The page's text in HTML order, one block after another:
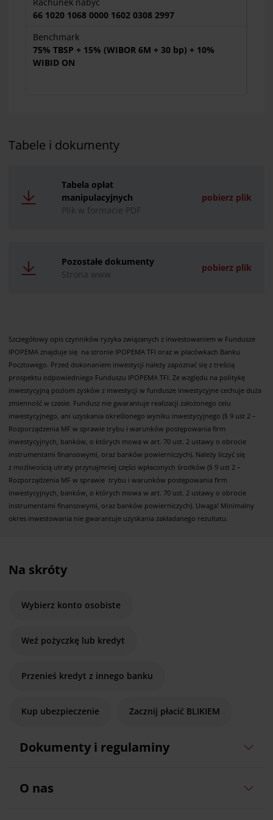
66 1020 1068 0000 1602 0308 2997
Benchmark
75% TBSP + 15% (WIBOR 6M + 30 bp) + 10%
WIBID ON
Tabele i dokumenty
Tabela opłat
manipulacyjnych
Plik w formacie PDF
pobierz plik
Pozostałe dokumenty
Strona www
pobierz plik
Szczegółowy opis czynników ryzyka związanych z inwestowaniem w Fundusze
IPOPEMA znajduje się na stronie IPOPEMA TFI oraz w placówkach Banku
Pocztowego. Przed dokonaniem inwestycji należy zapoznać się z treścią
prospektu odpowiedniego Funduszu IPOPEMA TFI. Ze względu na politykę
inwestycyjną poziom zysków z inwestycji w fundusze inwestycyjne cechuje duża
zmienność w czasie. Fundusz nie gwarantuje realizacji założonego celu
inwestycyjnego, ani uzyskania określonego wyniku inwestycyjnego (§ 9 ust 2 –
Rozporządzenia MF w sprawie trybu i warunków postępowania firm
inwestycyjnych, banków, o których mowa w art. 70 ust. 2 ustawy o obrocie
instrumentami finansowymi, oraz banków powierniczych). Należy liczyć się
z możliwością utraty przynajmniej części wpłaconych środków (§ 9 ust 2 –
Rozporządzenia MF w sprawie trybu i warunków postępowania firm
inwestycyjnych, banków, o których mowa w art. 70 ust. 2 ustawy o obrocie
instrumentami finansowymi, oraz banków powierniczych). Uwaga! Minimalny
okres inwestowania nie gwarantuje uzyskania zakładanego rezultatu.
Na skróty
Wybierz konto osobiste
Weź pożyczkę lub kredyt
Przenieś kredyt z innego banku
Kup ubezpieczenie Zacznij płacić BLIKIEM
Dokumenty i regulaminy
O nas